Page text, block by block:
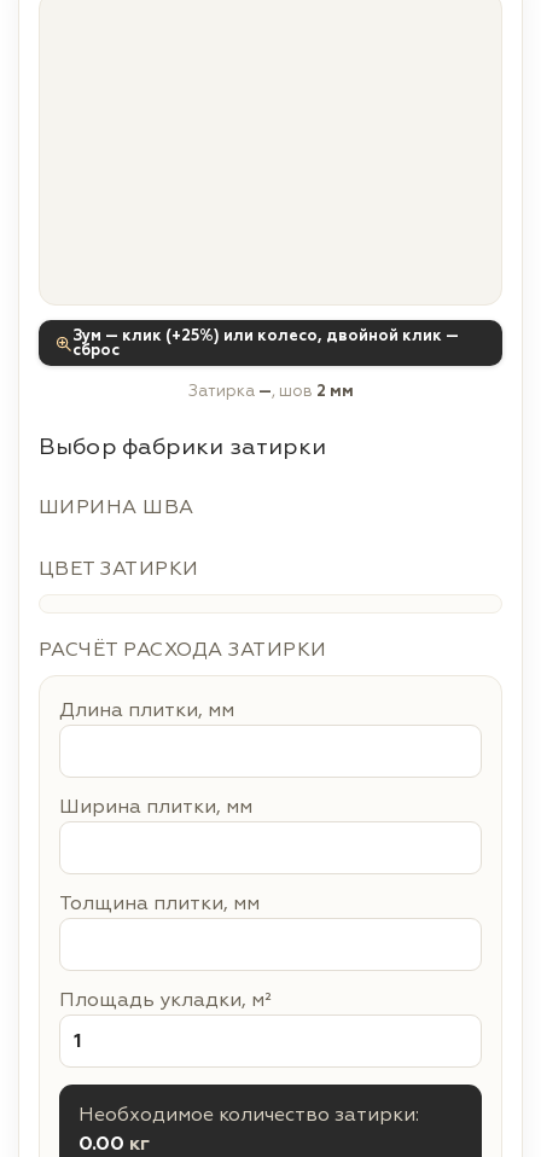
Зум — клик (+25%) или колесо, двойной клик —
сброс
Затирка —, шов 2 мм
Выбор фабрики затирки
ШИРИНА ШВА
ЦВЕТ ЗАТИРКИ
РАСЧЁТ РАСХОДА ЗАТИРКИ
Длина плитки, мм
Ширина плитки, мм
Толщина плитки, мм
Площадь укладки, м²
Необходимое количество затирки:
0.00 кг